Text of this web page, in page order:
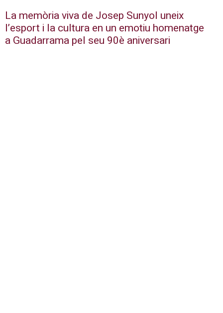
La memòria viva de Josep Sunyol uneix
l’esport i la cultura en un emotiu homenatge
a Guadarrama pel seu 90è aniversari